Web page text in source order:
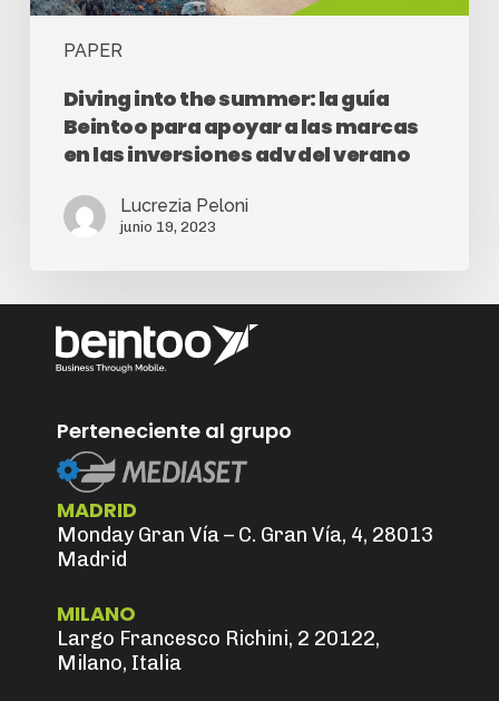
PAPER
Diving into the summer: la guía
Beintoo para apoyar a las marcas
en las inversiones adv del verano
Lucrezia Peloni
junio 19, 2023
Perteneciente al grupo
MADRID
Monday Gran Vía – C. Gran Vía, 4, 28013
Madrid
MILANO
Largo Francesco Richini, 2 20122,
Milano, Italia